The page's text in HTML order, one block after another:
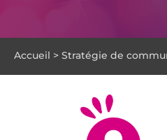
Accueil > Stratégie de